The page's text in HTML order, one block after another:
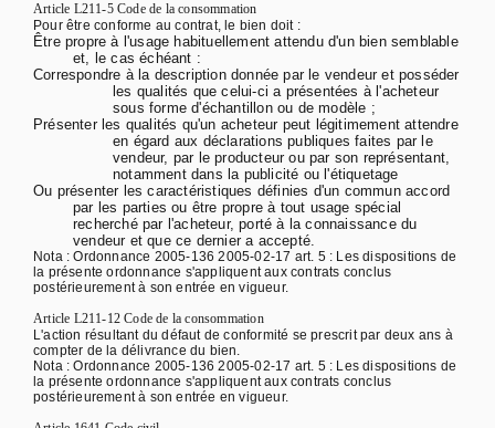
Article L211-5 Code de la consommation
Pour être conforme au contrat, le bien doit :
Être propre à l'usage habituellement attendu d'un bien semblable
et, le cas échéant :
Correspondre à la description donnée par le vendeur et posséder
les qualités que celui-ci a présentées à l'acheteur
sous forme d'échantillon ou de modèle ;
Présenter les qualités qu'un acheteur peut légitimement attendre
en égard aux déclarations publiques faites par le
vendeur, par le producteur ou par son représentant,
notamment dans la publicité ou l'étiquetage
Ou présenter les caractéristiques définies d'un commun accord
par les parties ou être propre à tout usage spécial
recherché par l'acheteur, porté à la connaissance du
vendeur et que ce dernier a accepté.
Nota : Ordonnance 2005-136 2005-02-17 art. 5 : Les dispositions de
la présente ordonnance s'appliquent aux contrats conclus
postérieurement à son entrée en vigueur.
Article L211-12 Code de la consommation
L'action résultant du défaut de conformité se prescrit par deux ans à
compter de la délivrance du bien.
Nota : Ordonnance 2005-136 2005-02-17 art. 5 : Les dispositions de
la présente ordonnance s'appliquent aux contrats conclus
postérieurement à son entrée en vigueur.